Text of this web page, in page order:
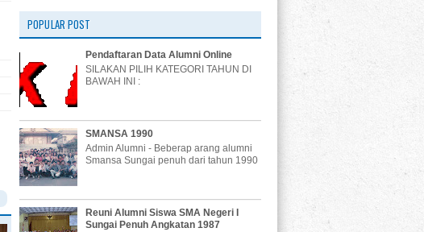
POPULAR POST
Pendaftaran Data Alumni Online
SILAKAN PILIH KATEGORI TAHUN DI
BAWAH INI :
SMANSA 1990
Admin Alumni - Beberap arang alumni
Smansa Sungai penuh dari tahun 1990
Reuni Alumni Siswa SMA Negeri I
Sungai Penuh Angkatan 1987